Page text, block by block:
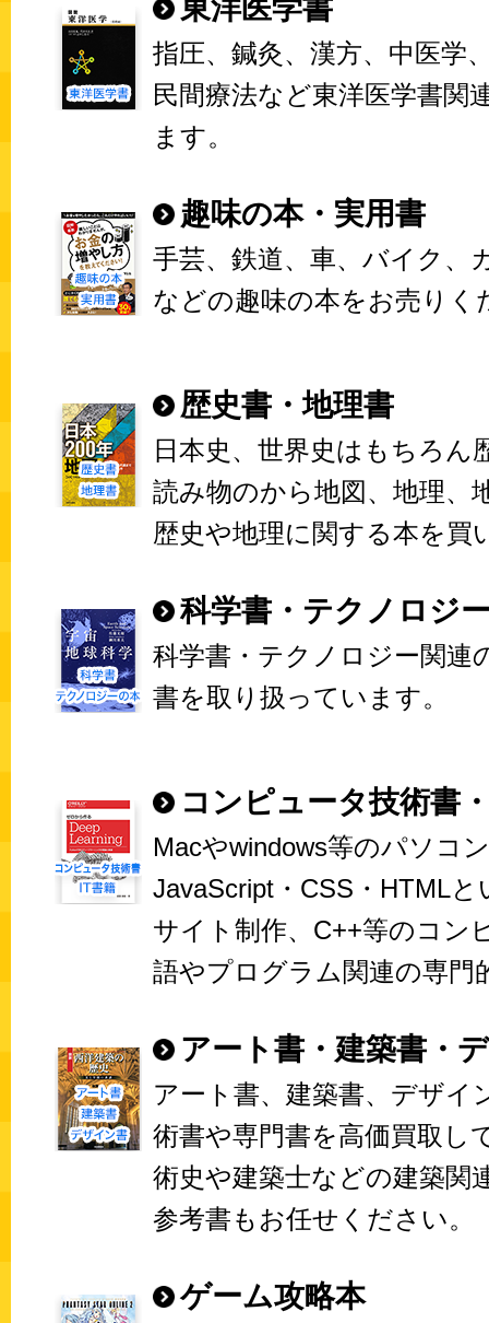
東洋医学書
指圧、鍼灸、漢方、中医学
民間療法など東洋医学書関
ます。
趣味の本・実用書
手芸、鉄道、車、バイク、
などの趣味の本をお売りく
歴史書・地理書
日本史、世界史はもちろん
読み物のから地図、地理、
歴史や地理に関する本を買
科学書・テクノロジ
科学書・テクノロジー関連
書を取り扱っています。
コンピュータ技術書
Macやwindows等のパソコ
JavaScript・CSS・HTML
サイト制作、C++等のコン
語やプログラム関連の専門
アート書・建築書・
アート書、建築書、デザイ
術書や専門書を高価買取し
術史や建築士などの建築関
参考書もお任せください。
ゲーム攻略本